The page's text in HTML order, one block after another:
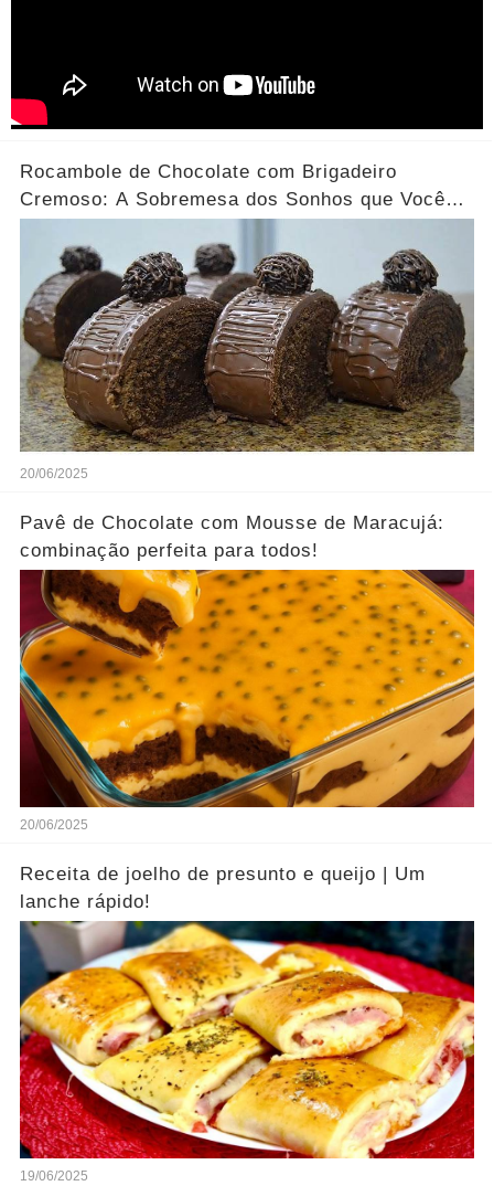
Rocambole de Chocolate com Brigadeiro
Cremoso: A Sobremesa dos Sonhos que Você
20/06/2025
Pavê de Chocolate com Mousse de Maracujá:
combinação perfeita para todos!
20/06/2025
Receita de joelho de presunto e queijo | Um
lanche rápido!
19/06/2025